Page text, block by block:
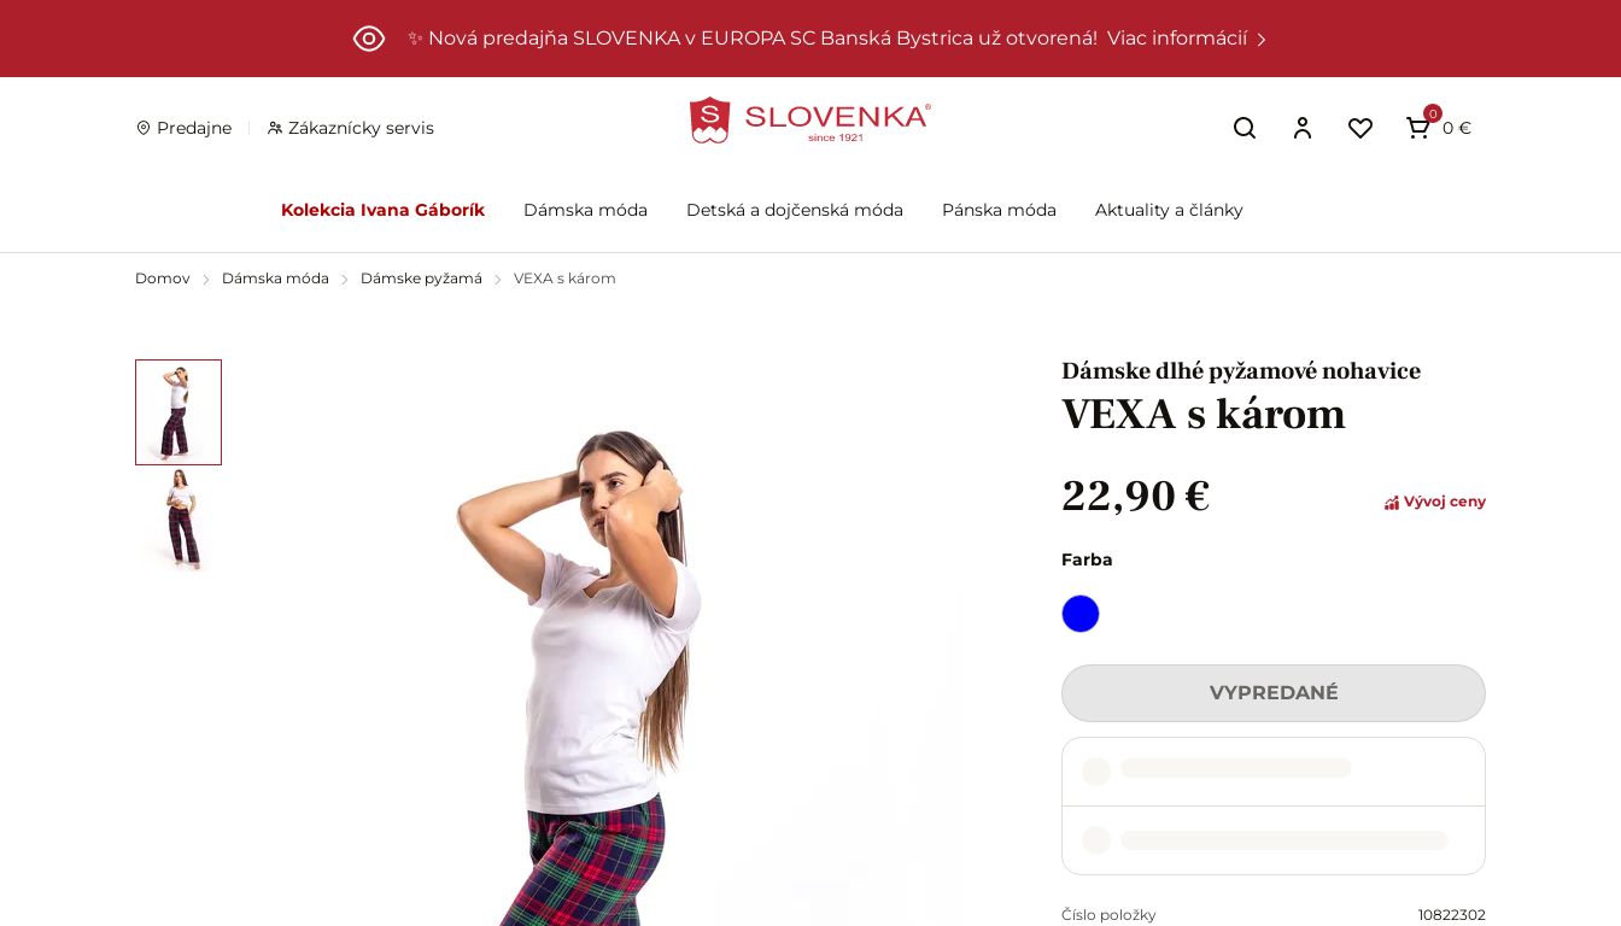
✨ Nová predajňa SLOVENKA v EUROPA SC Banská Bystrica už otvorená! Viac informácií
Predajne Zákaznícky servis
0
0 €
Kolekcia Ivana Gáborík Dámska móda Detská a dojčenská móda Pánska móda Aktuality a články
Domov Dámska móda Dámske pyžamá VEXA s károm
Dámske dlhé pyžamové nohavice
VEXA s károm
22,90 €
Vývoj ceny
Farba
VYPREDANÉ
Číslo položky
10822302